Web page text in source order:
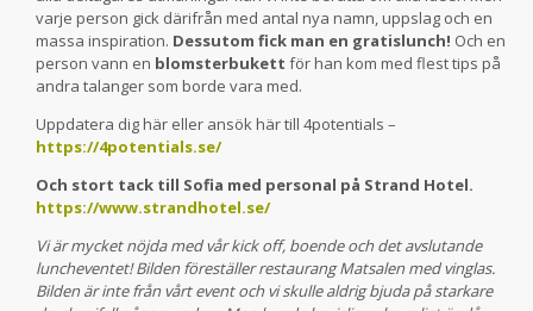
varje person gick därifrån med antal nya namn, uppslag och en
massa inspiration. Dessutom fick man en gratislunch! Och en
person vann en blomsterbukett för han kom med flest tips på
andra talanger som borde vara med.
Uppdatera dig här eller ansök här till 4potentials –
https://4potentials.se/
Och stort tack till Sofia med personal på Strand Hotel.
https://www.strandhotel.se/
Vi är mycket nöjda med vår kick off, boende och det avslutande
luncheventet! Bilden föreställer restaurang Matsalen med vinglas.
Bilden är inte från vårt event och vi skulle aldrig bjuda på starkare